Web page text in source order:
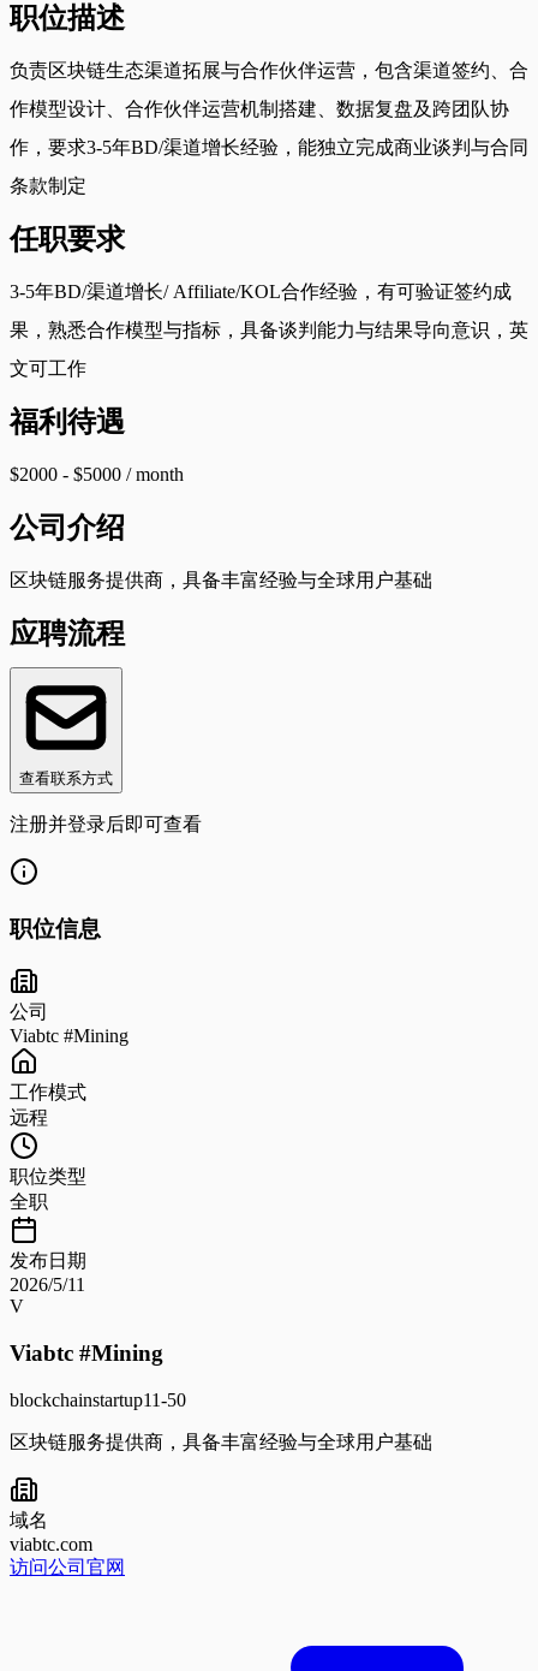
职位描述
负责区块链生态渠道拓展与合作伙伴运营，包含渠道签约、合
作模型设计、合作伙伴运营机制搭建、数据复盘及跨团队协
作，要求3-5年BD/渠道增长经验，能独立完成商业谈判与合同
条款制定
任职要求
3-5年BD/渠道增长/ Affiliate/KOL合作经验，有可验证签约成
果，熟悉合作模型与指标，具备谈判能力与结果导向意识，英
文可工作
福利待遇
$2000 - $5000 / month
公司介绍
区块链服务提供商，具备丰富经验与全球用户基础
应聘流程
查看联系方式
注册并登录后即可查看
职位信息
公司
Viabtc #Mining
工作模式
远程
职位类型
全职
发布日期
2026/5/11
V
Viabtc #Mining
blockchainstartup11-50
区块链服务提供商，具备丰富经验与全球用户基础
域名
viabtc.com
访问公司官网